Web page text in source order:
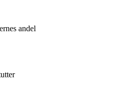
andel